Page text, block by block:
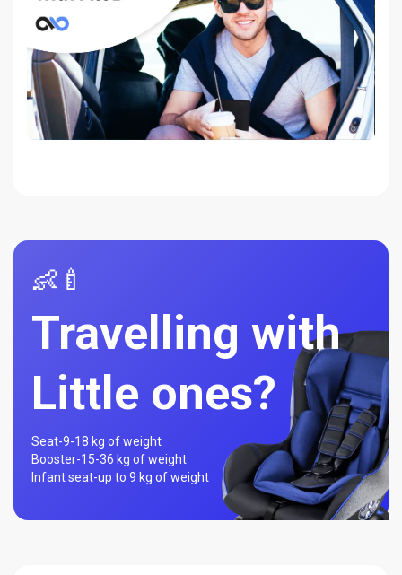
👶🍼
Travelling with
Little ones?
Seat-9-18 kg of weight
Booster-15-36 kg of weight
Infant seat-up to 9 kg of weight